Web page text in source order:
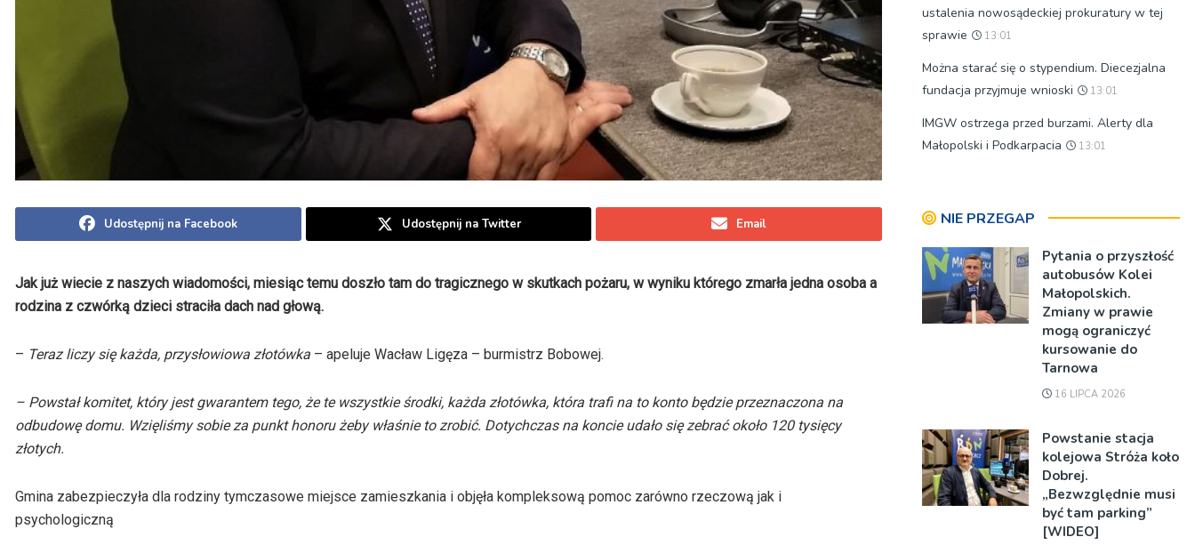
Udostępnij na Facebook Udostępnij na Twitter Email
Jak już wiecie z naszych wiadomości, miesiąc temu doszło tam do tragicznego w skutkach pożaru, w wyniku którego zmarła jedna osoba a
rodzina z czwórką dzieci straciła dach nad głową.
– Teraz liczy się każda, przysłowiowa złotówka – apeluje Wacław Ligęza – burmistrz Bobowej.
– Powstał komitet, który jest gwarantem tego, że te wszystkie środki, każda złotówka, która trafi na to konto będzie przeznaczona na
odbudowę domu. Wzięliśmy sobie za punkt honoru żeby właśnie to zrobić. Dotychczas na koncie udało się zebrać około 120 tysięcy
złotych.
Gmina zabezpieczyła dla rodziny tymczasowe miejsce zamieszkania i objęła kompleksową pomoc zarówno rzeczową jak i
psychologiczną
ustalenia nowosądeckiej prokuratury w tej
sprawie
13:01
Można starać się o stypendium. Diecezjalna
fundacja przyjmuje wnioski
13:01
IMGW ostrzega przed burzami. Alerty dla
Małopolski i Podkarpacia
13:01
NIE PRZEGAP
Pytania o przyszłość
autobusów Kolei
Małopolskich.
Zmiany w prawie
mogą ograniczyć
kursowanie do
Tarnowa
16 LIPCA 2026
Powstanie stacja
kolejowa Stróża koło
Dobrej.
„Bezwzględnie musi
być tam parking”
[WIDEO]